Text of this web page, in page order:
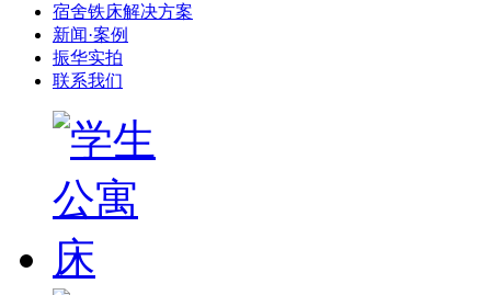
宿舍铁床解决方案
新闻·案例
振华实拍
联系我们